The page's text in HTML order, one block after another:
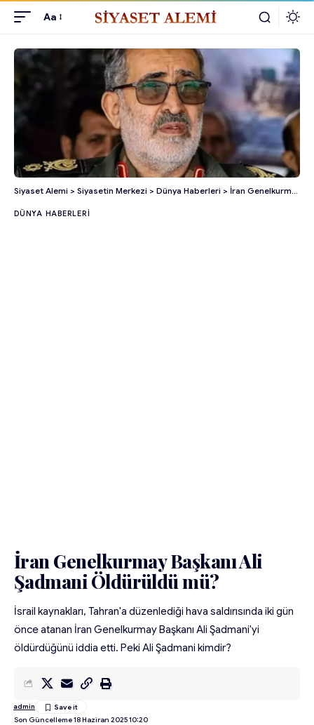
Aa
Siyaset Alemi > Siyasetin Merkezi > Dünya Haberleri > İran Genelkurmay Başkanı Ali Şadmani Öldürüldü mü?
DÜNYA HABERLERI
İran Genelkurmay Başkanı Ali
Şadmani Öldürüldü mü?
İsrail kaynakları, Tahran'a düzenlediği hava saldırısında iki gün
önce atanan İran Genelkurmay Başkanı Ali Şadmani'yi
öldürdüğünü iddia etti. Peki Ali Şadmani kimdir?
Son Güncelleme 18 Haziran 2025 10:20
admin